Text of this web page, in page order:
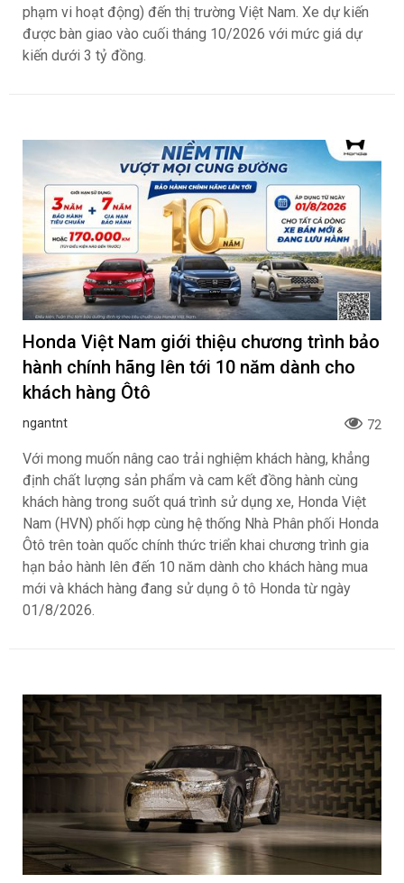
phạm vi hoạt động) đến thị trường Việt Nam. Xe dự kiến
được bàn giao vào cuối tháng 10/2026 với mức giá dự
kiến dưới 3 tỷ đồng.
Honda Việt Nam giới thiệu chương trình bảo
hành chính hãng lên tới 10 năm dành cho
khách hàng Ôtô
ngantnt 72
Với mong muốn nâng cao trải nghiệm khách hàng, khẳng
định chất lượng sản phẩm và cam kết đồng hành cùng
khách hàng trong suốt quá trình sử dụng xe, Honda Việt
Nam (HVN) phối hợp cùng hệ thống Nhà Phân phối Honda
Ôtô trên toàn quốc chính thức triển khai chương trình gia
hạn bảo hành lên đến 10 năm dành cho khách hàng mua
mới và khách hàng đang sử dụng ô tô Honda từ ngày
01/8/2026.